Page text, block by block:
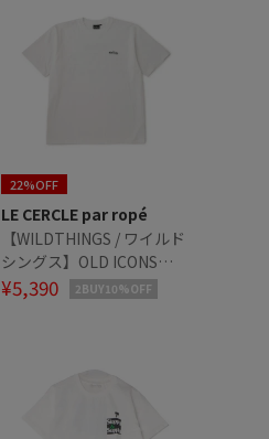
22%OFF
LE CERCLE par ropé
【WILDTHINGS / ワイルド
シングス】OLD ICONS
TEE / オールドアイコンズ
¥5,390 2BUY10%OFF